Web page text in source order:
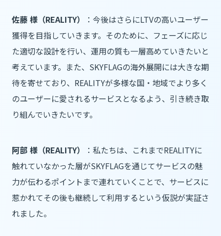
佐藤 様（REALITY）
：今後はさらにLTVの高いユーザー
獲得を目指していきます。そのために、フェーズに応じ
た適切な設計を行い、運用の質も一層高めていきたいと
考えています。また、SKYFLAGの海外展開には大きな期
待を寄せており、REALITYが多様な国・地域でより多く
のユーザーに愛されるサービスとなるよう、引き続き取
り組んでいきたいです。
阿部 様（REALITY）
：私たちは、これまでREALITYに
触れていなかった層がSKYFLAGを通じてサービスの魅
力が伝わるポイントまで連れていくことで、サービスに
惹かれてその後も継続して利用するという仮説が実証さ
れました。